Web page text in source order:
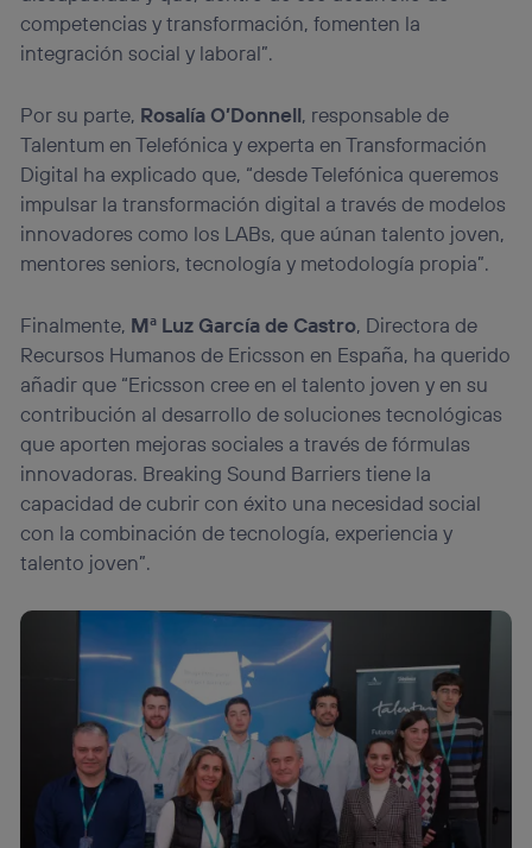
competencias y transformación, fomenten la
integración social y laboral”.
Por su parte, Rosalía O’Donnell, responsable de
Talentum en Telefónica y experta en Transformación
Digital ha explicado que, “desde Telefónica queremos
impulsar la transformación digital a través de modelos
innovadores como los LABs, que aúnan talento joven,
mentores seniors, tecnología y metodología propia”.
Finalmente, Mª Luz García de Castro, Directora de
Recursos Humanos de Ericsson en España, ha querido
añadir que “Ericsson cree en el talento joven y en su
contribución al desarrollo de soluciones tecnológicas
que aporten mejoras sociales a través de fórmulas
innovadoras. Breaking Sound Barriers tiene la
capacidad de cubrir con éxito una necesidad social
con la combinación de tecnología, experiencia y
talento joven”.